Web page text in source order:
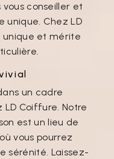
vous conseiller et
unique. Chez LD
et mérite
un cadre
Coiffure. Notre
est un lieu de
vous pourrez
sérénité. Laissez-